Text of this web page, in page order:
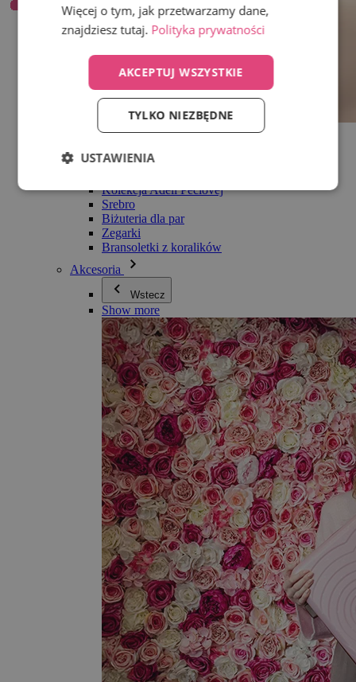
Wszystko w kategorii Biżuteria
Bransoletki
Kolekcja Adéli Pečlovej
Srebro
Biżuteria dla par
Zegarki
Bransoletki z koralików
Akcesoria
Wstecz
Show more
Więcej o tym, jak przetwarzamy dane,
znajdziesz tutaj. Polityka prywatności
AKCEPTUJ WSZYSTKIE
TYLKO NIEZBĘDNE
USTAWIENIA